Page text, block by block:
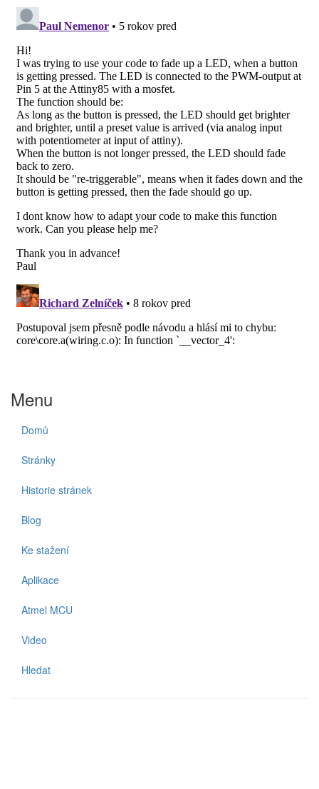
Menu
Domů
Stránky
Historie stránek
Blog
Ke stažení
Aplikace
Atmel MCU
Video
Hledat